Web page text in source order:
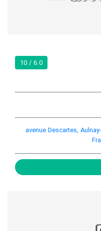
6.0 / 10
219 avenue Descartes,